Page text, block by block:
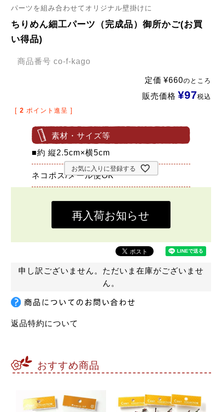
パーツを組み合わせてオリジナル壁掛けに
ちりめん細工パーツ（完成品）御所かご(お買
い得品)
商品番号 co-f-kago
定価 ¥660のところ
販売価格 ¥97税込
[ 2 ポイント進呈 ]
素材・サイズ等
■約 縦2.5cm×横5cm
ネコポス/メール便OK
お気に入りに登録する
再入荷お知らせ
申し訳ございません。ただいま在庫がございませ
ん。
返品特約について
おすすめ商品